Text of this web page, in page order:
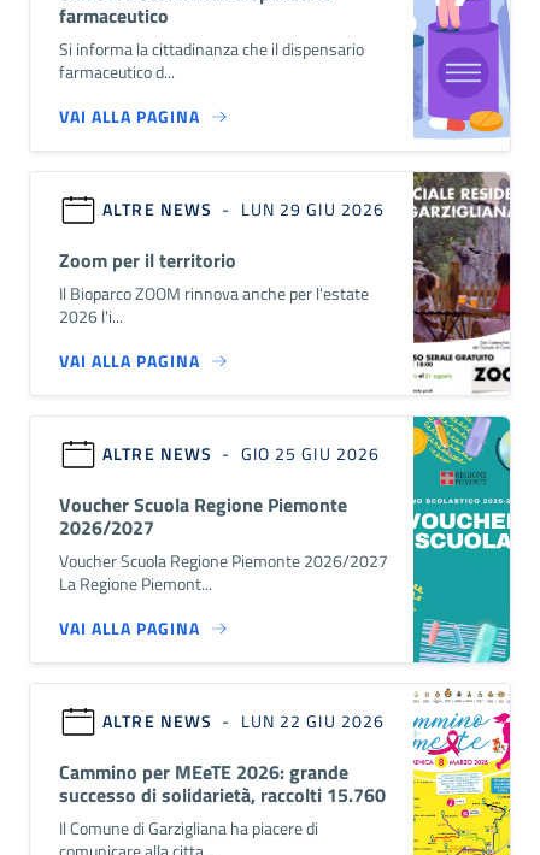
farmaceutico
Si informa la cittadinanza che il dispensario
farmaceutico d...
VAI ALLA PAGINA
ALTRE NEWS - LUN 29 GIU 2026
Zoom per il territorio
Il Bioparco ZOOM rinnova anche per l'estate
2026 l'i...
VAI ALLA PAGINA
ALTRE NEWS - GIO 25 GIU 2026
Voucher Scuola Regione Piemonte
2026/2027
Voucher Scuola Regione Piemonte 2026/2027
La Regione Piemont...
VAI ALLA PAGINA
ALTRE NEWS - LUN 22 GIU 2026
Cammino per MEeTE 2026: grande
successo di solidarietà, raccolti 15.760
euro
Il Comune di Garzigliana ha piacere di